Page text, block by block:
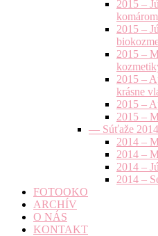
2015 –
2015 –
2015 –
2015 –
krásne
2015 –
2015 –
— Súťaže 2014
2014 –
2014 –
2014 –
2014 –
FOTOOKO
ARCHÍV
O NÁS
KONTAKT